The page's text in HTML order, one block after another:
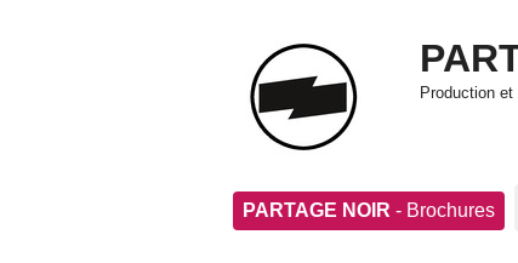
Production
PARTAGE NOIR - Brochures